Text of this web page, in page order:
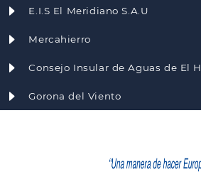
E.I.S El Meridiano S.A.U
Mercahierro
Consejo Insular de Aguas de El
Gorona del Viento